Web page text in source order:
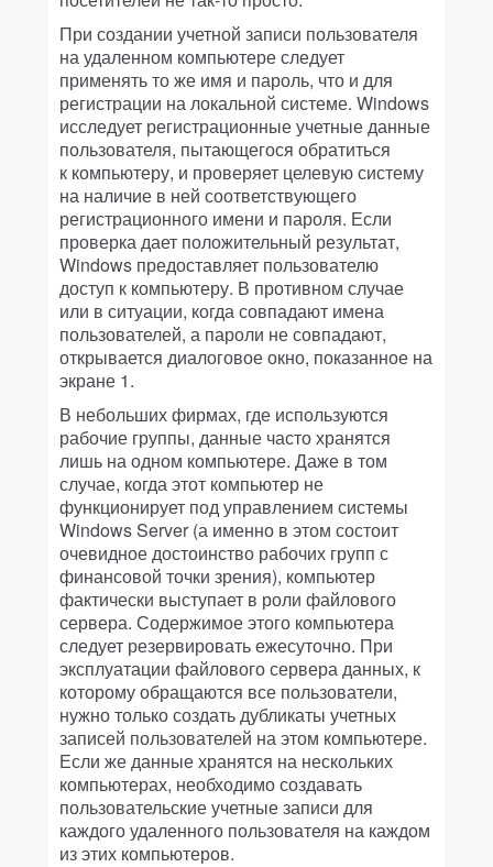
При создании учетной записи пользователя
на удаленном компьютере следует
применять то же имя и пароль, что и для
регистрации на локальной системе. Windows
исследует регистрационные учетные данные
пользователя, пытающегося обратиться
к компьютеру, и проверяет целевую систему
на наличие в ней соответствующего
регистрационного имени и пароля. Если
проверка дает положительный результат,
Windows предоставляет пользователю
доступ к компьютеру. В противном случае
или в ситуации, когда совпадают имена
пользователей, а пароли не совпадают,
открывается диалоговое окно, показанное на
экране 1.
В небольших фирмах, где используются
рабочие группы, данные часто хранятся
лишь на одном компьютере. Даже в том
случае, когда этот компьютер не
функционирует под управлением системы
Windows Server (а именно в этом состоит
очевидное достоинство рабочих групп с
финансовой точки зрения), компьютер
фактически выступает в роли файлового
сервера. Содержимое этого компьютера
следует резервировать ежесуточно. При
эксплуатации файлового сервера данных, к
которому обращаются все пользователи,
нужно только создать дубликаты учетных
записей пользователей на этом компьютере.
Если же данные хранятся на нескольких
компьютерах, необходимо создавать
пользовательские учетные записи для
каждого удаленного пользователя на каждом
из этих компьютеров.